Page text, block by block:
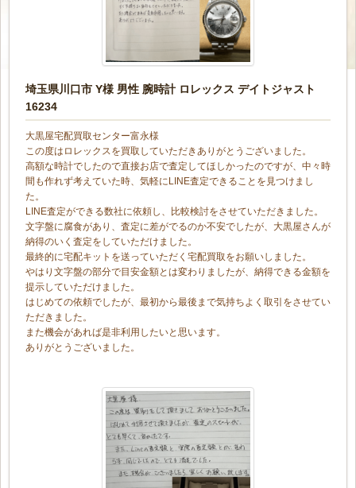
埼玉県川口市 Y様 男性 腕時計 ロレックス デイトジャスト
16234
大黒屋宅配買取センター富永様
この度はロレックスを買取していただきありがとうございました。
高額な時計でしたので直接お店で査定してほしかったのですが、中々時
間も作れず考えていた時、気軽にLINE査定できることを見つけまし
た。
LINE査定ができる数社に依頼し、比較検討をさせていただきました。
文字盤に腐食があり、査定に差がでるのか不安でしたが、大黒屋さんが
納得のいく査定をしていただけました。
最終的に宅配キットを送っていただく宅配買取をお願いしました。
やはり文字盤の部分で目安金額とは変わりましたが、納得できる金額を
提示していただけました。
はじめての依頼でしたが、最初から最後まで気持ちよく取引をさせてい
ただきました。
また機会があれば是非利用したいと思います。
ありがとうございました。